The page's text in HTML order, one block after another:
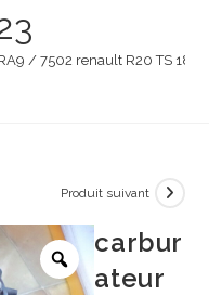
/ 7502 renault R20 TS
Produit suivant
carbur
ateur